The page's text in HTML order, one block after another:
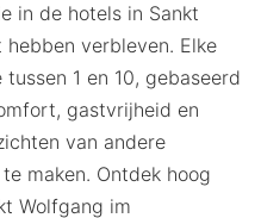
in de hotels in Sankt
verbleven. Elke
1 en 10, gebaseerd
gastvrijheid en
van andere
maken. Ontdek hoog
Wolfgang im